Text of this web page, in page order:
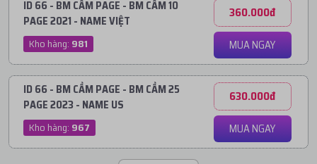
ID 66 - BM CẦM PAGE - BM CẦM 10
PAGE 2021 - NAME VIỆT
Kho hàng: 981
360.000đ
MUA NGAY
ID 66 - BM CẦM PAGE - BM CẦM 25
PAGE 2023 - NAME US
Kho hàng: 967
630.000đ
MUA NGAY